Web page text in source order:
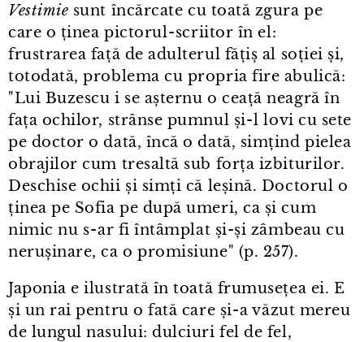
Vestimie sunt încărcate cu toată zgura pe
care o ținea pictorul⁠-⁠scriitor în el:
frustrarea față de adulterul fățiș al soției și,
totodată, problema cu propria fire abulică:
"Lui Buzescu i se așternu o ceață neagră în
fața ochilor, strânse pumnul și⁠-⁠l lovi cu sete
pe doctor o dată, încă o dată, simțind pielea
obrajilor cum tresaltă sub forța izbiturilor.
Deschise ochii și simți că leșină. Doctorul o
ținea pe Sofia pe după umeri, ca și cum
nimic nu s⁠-⁠ar fi întâmplat și-și zâmbeau cu
nerușinare, ca o promisiune" (p. 257).
Japonia e ilustrată în toată frumusețea ei. E
și un rai pentru o fată care și⁠-⁠a văzut mereu
de lungul nasului: dulciuri fel de fel,